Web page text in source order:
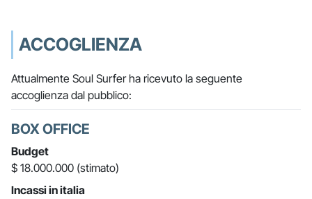
ACCOGLIENZA
Attualmente Soul Surfer ha ricevuto la seguente
accoglienza dal pubblico:
BOX OFFICE
Budget
$ 18.000.000 (stimato)
Incassi in italia